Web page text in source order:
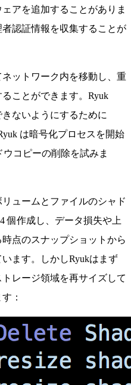
アを追加することがありま
認証情報を収集することが
ットワーク内を移動し、重
ことができます。Ryuk
ないようにするために
は暗号化プロセスを開始
ウコピーの削除を試みま
ュームとファイルのシャド
個作成し、データ損失や上
点のスナップショットから
ます。しかしRyukはまず
トレージ領域を再サイズして
：